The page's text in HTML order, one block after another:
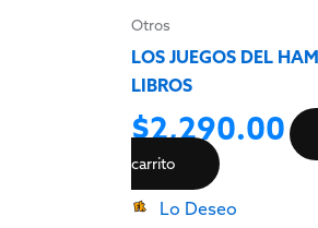
Otros
LOS JUEGOS DEL
LIBROS
$2,290.00
carrito
Lo Deseo